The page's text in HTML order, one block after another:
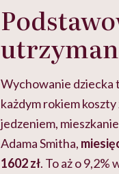
Wychowanie dziecka
każdym rokiem
jedzeniem,
Adama Smitha,
1602 zł. To aż o